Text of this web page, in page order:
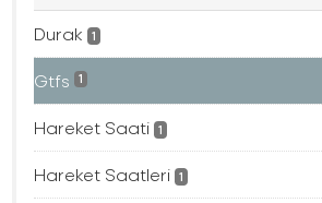
Durak 1
Gtfs 1
Hareket Saati 1
Hareket Saatleri 1